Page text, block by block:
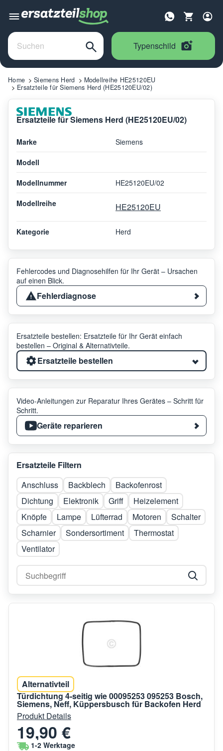
Typenschild
Home Siemens Herd
Modellreihe HE25120EU
Ersatzteile für Siemens Herd (HE25120EU/02)
Ersatzteile für Siemens Herd (HE25120EU/02)
Marke Siemens
Modell
Modellnummer HE25120EU/02
Modellreihe HE25120EU
Kategorie Herd
Fehlercodes und Diagnosehilfen für Ihr Gerät – Ursachen
auf einen Blick.
Fehlerdiagnose
Ersatzteile bestellen: Ersatzteile für Ihr Gerät einfach
bestellen – Original & Alternativteile.
Ersatzteile bestellen
Video-Anleitungen zur Reparatur Ihres Gerätes – Schritt für
Schritt.
Geräte reparieren
Ersatzteile Filtern
Anschluss
Backblech
Backofenrost
Dichtung
Elektronik Griff
Heizelement
Knöpfe
Lampe Lüfterrad Motoren
Schalter
Scharnier
Sondersortiment
Thermostat
Ventilator
Alternativteil
Türdichtung 4-seitig wie 00095253 095253 Bosch,
Siemens, Neff, Küppersbusch für Backofen Herd
Produkt Details
19,90 €
1-2 Werktage